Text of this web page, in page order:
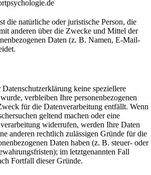
die natürliche oder juristische Person, die
anderen über die Zwecke und Mittel der
Daten (z. B. Namen, E-Mail-
keine speziellere
verbleiben Ihre personenbezogenen
für die Datenverarbeitung entfällt. Wenn
geltend machen oder eine
widerrufen, werden Ihre Daten
anderen rechtlich zulässigen Gründe für die
Daten haben (z. B. steuer- oder
im letztgenannten Fall
Fortfall dieser Gründe.